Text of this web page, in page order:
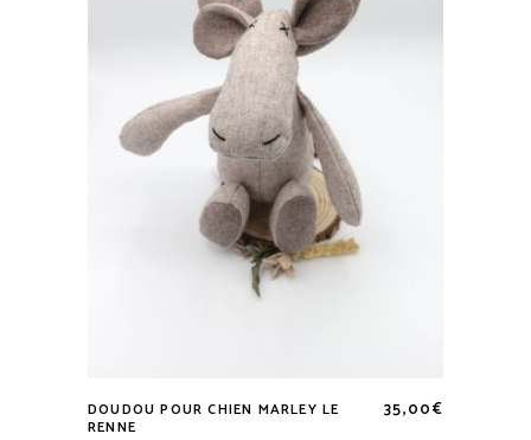
DOUDOU POUR CHIEN MARLEY LE
RENNE
35,00€